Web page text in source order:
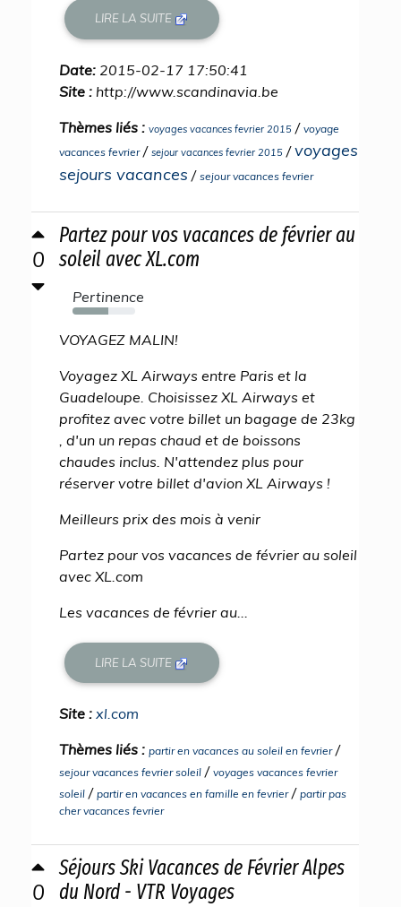
LIRE LA SUITE
Date: 2015-02-17 17:50:41
Site : http://www.scandinavia.be
Thèmes liés : voyages vacances fevrier 2015 / voyage
vacances fevrier/ sejour vacances fevrier 2015 /voyages
sejours vacances / sejour vacances fevrier
0
Partez pour vos vacances de février au
soleil avec XL.com
Pertinence
57%
VOYAGEZ MALIN!
Voyagez XL Airways entre Paris et la
Guadeloupe. Choisissez XL Airways et
profitez avec votre billet un bagage de 23kg
, d'un un repas chaud et de boissons
chaudes inclus. N'attendez plus pour
réserver votre billet d'avion XL Airways !
Meilleurs prix des mois à venir
Partez pour vos vacances de février au soleil
avec XL.com
Les vacances de février au...
LIRE LA SUITE
Site : xl.com
Thèmes liés : partir en vacances au soleil en fevrier/
sejour vacances fevrier soleil / voyages vacances fevrier
soleil / partir en vacances en famille en fevrier/ partir pas
cher vacances fevrier
0
Séjours Ski Vacances de Février Alpes
du Nord - VTR Voyages